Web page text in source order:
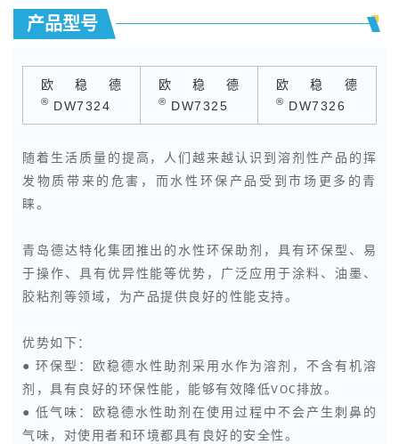
产品型号
欧稳德
® DW7324
欧稳德
® DW7325
欧稳德
® DW7326
随着生活质量的提高，人们越来越认识到溶剂性产品的挥
发物质带来的危害，而水性环保产品受到市场更多的青
睐。
青岛德达特化集团推出的水性环保助剂，具有环保型、易
于操作、具有优异性能等优势，广泛应用于涂料、油墨、
胶粘剂等领域，为产品提供良好的性能支持。
优势如下：
● 环保型：欧稳德水性助剂采用水作为溶剂，不含有机溶
剂，具有良好的环保性能，能够有效降低VOC排放。
● 低气味：欧稳德水性助剂在使用过程中不会产生刺鼻的
气味，对使用者和环境都具有良好的安全性。